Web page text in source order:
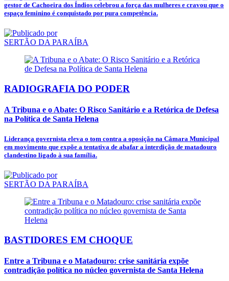
gestor de Cachoeira dos Índios celebrou a força das mulheres e cravou que o
espaço feminino é conquistado por pura competência.
SERTÃO DA PARAÍBA
RADIOGRAFIA DO PODER
A Tribuna e o Abate: O Risco Sanitário e a Retórica de Defesa
na Política de Santa Helena
Liderança governista eleva o tom contra a oposição na Câmara Municipal
em movimento que expõe a tentativa de abafar a interdição de matadouro
clandestino ligado à sua família.
SERTÃO DA PARAÍBA
BASTIDORES EM CHOQUE
Entre a Tribuna e o Matadouro: crise sanitária expõe
contradição política no núcleo governista de Santa Helena